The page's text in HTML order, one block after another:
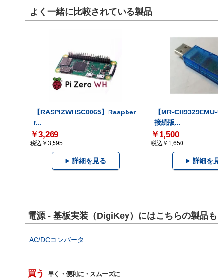
よく一緒に比較されている製品
【RASPIZWHSC0065】Raspber
r...
￥3,269
税込￥3,595
詳細を見る
【MR-
接続版...
￥1,500
税込￥1,650
詳細を
電源 - 基板実装（DigiKey）にはこちらの製品も
AC/DCコンバータ
買う 早く・便利に・スムーズに